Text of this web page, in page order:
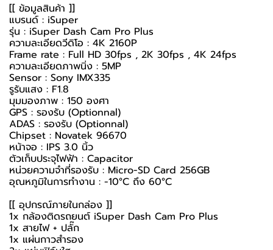
[[ ข้อมูลสินค้า ]]
แบรนด์ : iSuper
รุ่น : iSuper Dash Cam Pro Plus
ความละเอียดวีดิโอ : 4K 2160P
Frame rate : Full HD 30fps , 2K 30fps , 4K 24fps
ความละเอียดภาพนิ่ง : 5MP
Sensor : Sony IMX335
รูรับแสง : F1.8
มุมมองภาพ : 150 องศา
GPS : รองรับ (Optionnal)
ADAS : รองรับ (Optionnal)
Chipset : Novatek 96670
หน้าจอ : IPS 3.0 นิ้ว
ตัวเก็บประจุไฟฟ้า : Capacitor
หน่วยความจำที่รองรับ : Micro-SD Card 256GB
อุณหภูมิในการทำงาน : -10°C ถึง 60°C
[[ อุปกรณ์ภายในกล่อง ]]
1x กล้องติดรถยนต์ iSuper Dash Cam Pro Plus
1x สายไฟ + ปลั๊ก
1x แผ่นกาวสำรอง